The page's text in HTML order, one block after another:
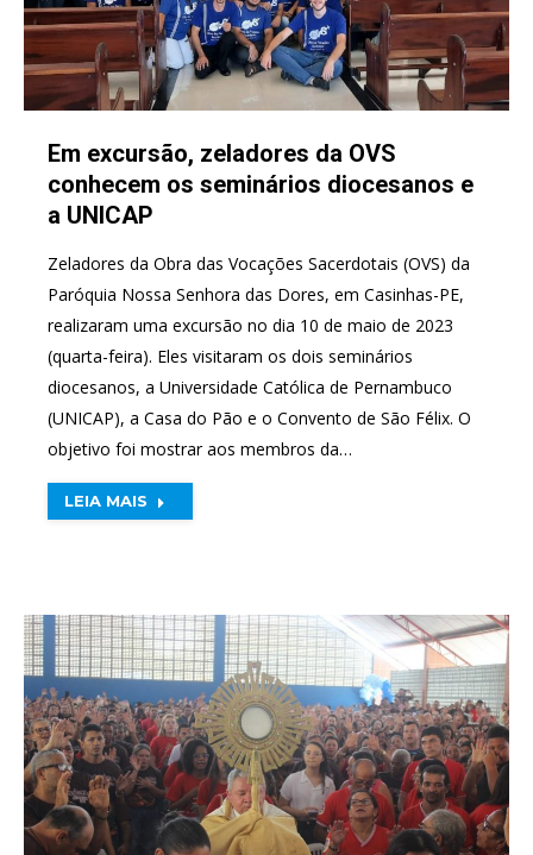
Em excursão, zeladores da OVS
conhecem os seminários diocesanos e
a UNICAP
Zeladores da Obra das Vocações Sacerdotais (OVS) da
Paróquia Nossa Senhora das Dores, em Casinhas-PE,
realizaram uma excursão no dia 10 de maio de 2023
(quarta-feira). Eles visitaram os dois seminários
diocesanos, a Universidade Católica de Pernambuco
(UNICAP), a Casa do Pão e o Convento de São Félix. O
objetivo foi mostrar aos membros da…
LEIA MAIS